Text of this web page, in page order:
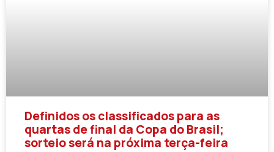
Definidos os classificados para as
quartas de final da Copa do Brasil;
sorteio será na próxima terça-feira